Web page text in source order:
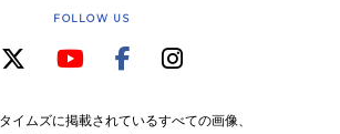
FOLLOW US
イムズに掲載されているすべての画像、